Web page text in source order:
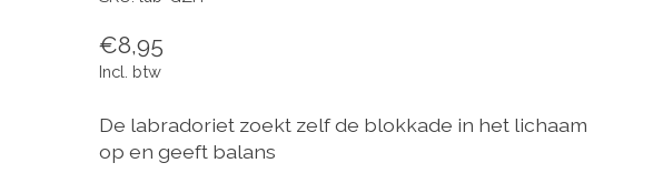
€8,95
Incl. btw
De labradoriet zoekt zelf de blokkade in het lichaam
op en geeft balans